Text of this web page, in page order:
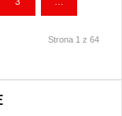
Strona 1 z 64